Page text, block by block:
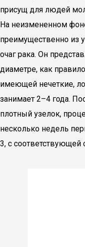
присущ для людей
На неизмененном
преимущественно из
очаг рака. Он
диаметре, как
имеющей нечеткие,
занимает 2–4 года.
плотный узелок,
несколько недель
3, с соответствующей